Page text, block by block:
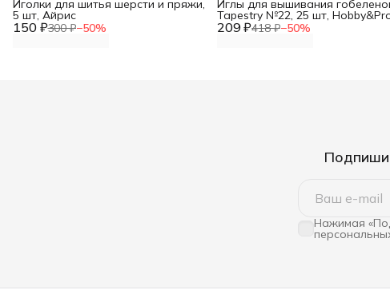
150 ₽300 ₽−50%
Иголки для шитья шерсти и пряжи,
5 шт, Айрис
209 ₽418 ₽−50%
Иглы для вышивания
Tapestry №22, 25 шт,
110214
Нажимая